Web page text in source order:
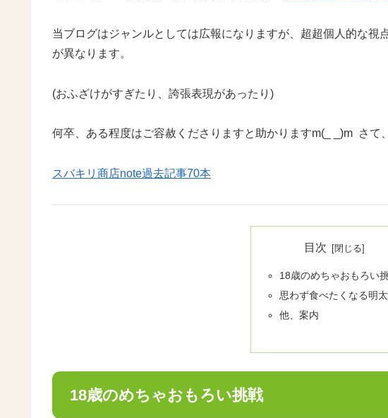
当ブログはジャンルとしては広報になりますが、超超個人的な視
が異なります。
(おふざけがすぎたり、誇張表現があったり)
何卒、ある程度はご容赦くださりますと助かりますm(_ _)m さて
スバキリ商店note過去記事70本
目次
18歳のめちゃおもろい
思わず食べたくなる明
他、案内
18歳のめちゃおもろい挑戦